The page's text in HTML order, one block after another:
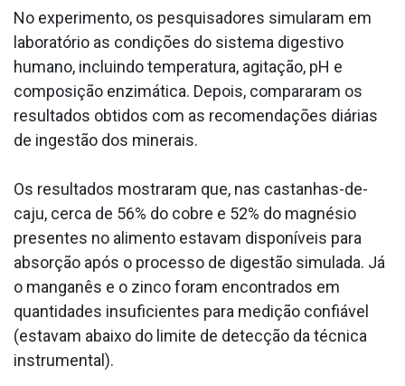
No experimento, os pesquisadores simularam em
laboratório as condições do sistema digestivo
humano, incluindo temperatura, agitação, pH e
composição enzimática. Depois, compararam os
resultados obtidos com as recomendações diárias
de ingestão dos minerais.
Os resultados mostraram que, nas castanhas-de-
caju, cerca de 56% do cobre e 52% do magnésio
presentes no alimento estavam disponíveis para
absorção após o processo de digestão simulada. Já
o manganês e o zinco foram encontrados em
quantidades insuficientes para medição confiável
(estavam abaixo do limite de detecção da técnica
instrumental).